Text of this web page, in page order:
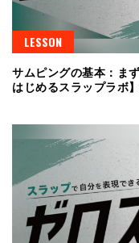
LESSON
サムピングの基本：ま
はじめるスラップラボ